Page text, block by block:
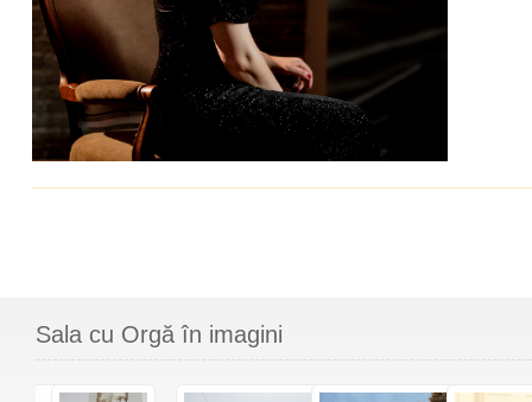
Sala cu Orgă în imagini